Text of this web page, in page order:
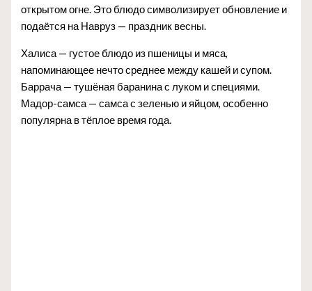
открытом огне. Это блюдо символизирует обновление и
подаётся на Навруз — праздник весны.
Халиса — густое блюдо из пшеницы и мяса,
напоминающее нечто среднее между кашей и супом.
Баррача — тушёная баранина с луком и специями.
Мадор-самса — самса с зеленью и яйцом, особенно
популярна в тёплое время года.